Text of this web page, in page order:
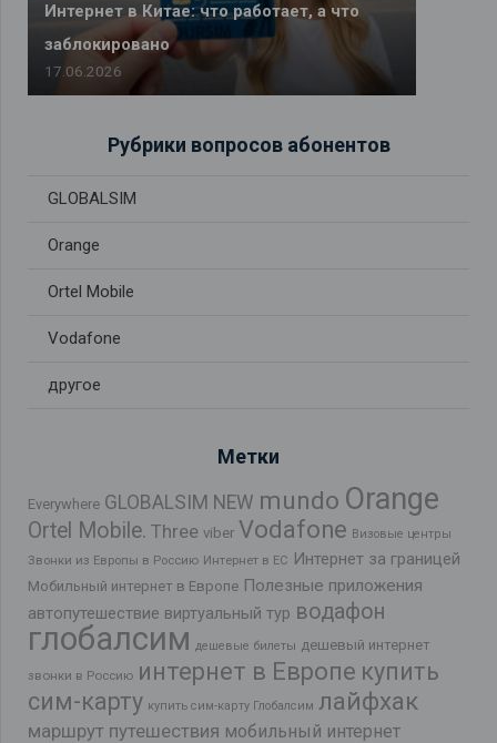
Интернет в Китае: что работает, а что
заблокировано
17.06.2026
Рубрики вопросов абонентов
GLOBALSIM
Orange
Ortel Mobile
Vodafone
другое
Метки
Everywhere GLOBALSIM NEW mundo Orange
Ortel Mobile. Three viber Vodafone Визовые центры
Звонки из Европы в Россию Интернет в ЕС Интернет за границей
Мобильный интернет в Европе Полезные приложения
автопутешествие виртуальный тур водафон
глобалсим дешевые билеты дешевый интернет
звонки в Россию интернет в Европе купить
сим-карту купить сим-карту Глобалсим лайфхак
маршрут путешествия мобильный интернет